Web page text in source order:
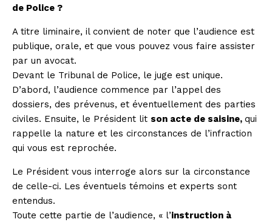
de Police ?
A titre liminaire, il convient de noter que l’audience est
publique, orale, et que vous pouvez vous faire assister
par un avocat.
Devant le Tribunal de Police, le juge est unique.
D’abord, l’audience commence par l’appel des
dossiers, des prévenus, et éventuellement des parties
civiles. Ensuite, le Président lit son acte de saisine, qui
rappelle la nature et les circonstances de l’infraction
qui vous est reprochée.
Le Président vous interroge alors sur la circonstance
de celle-ci. Les éventuels témoins et experts sont
entendus.
Toute cette partie de l’audience, « l’instruction à